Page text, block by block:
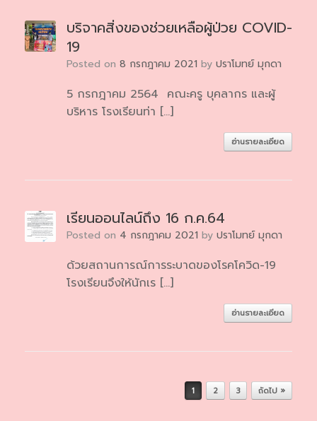
บริจาคสิ่งของช่วยเหลือผู้ป่วย COVID-
19
Posted on 8 กรกฎาคม 2021 by ปราโมทย์ มุกดา
5 กรกฎาคม 2564 คณะครู บุคลากร และผู้
บริหาร โรงเรียนท่า […]
อ่านรายละเอียด
เรียนออนไลน์ถึง 16 ก.ค.64
Posted on 4 กรกฎาคม 2021 by ปราโมทย์ มุกดา
ด้วยสถานการณ์การระบาดของโรคโควิด-19
โรงเรียนจึงให้นักเร […]
อ่านรายละเอียด
1 2 3 ถัดไป »